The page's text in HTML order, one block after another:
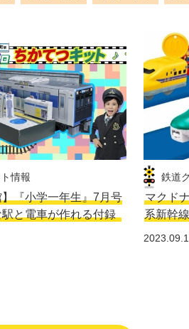
情報
『小学一年生』7月号
と電車が作れる付録
鉄道
マクド
系新幹